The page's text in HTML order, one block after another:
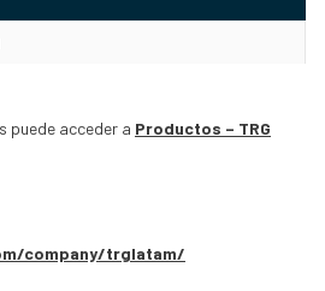
puede acceder a Productos – TRG
company/trglatam/